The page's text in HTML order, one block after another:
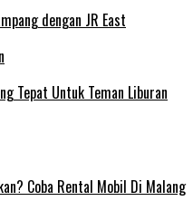
dengan JR East
Tepat Untuk Teman Liburan
Coba Rental Mobil Di Malang